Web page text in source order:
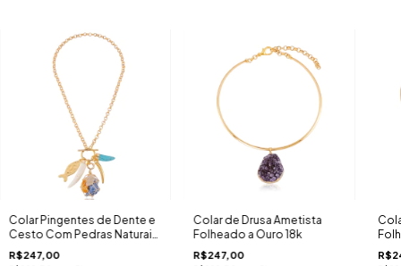
Colar Pingentes de Dente e
Cesto Com Pedras Naturais
Folheado a Ouro 18k
R$247,00
Colar de Drusa Ametista
Folheado a Ouro 18k
R$247,00